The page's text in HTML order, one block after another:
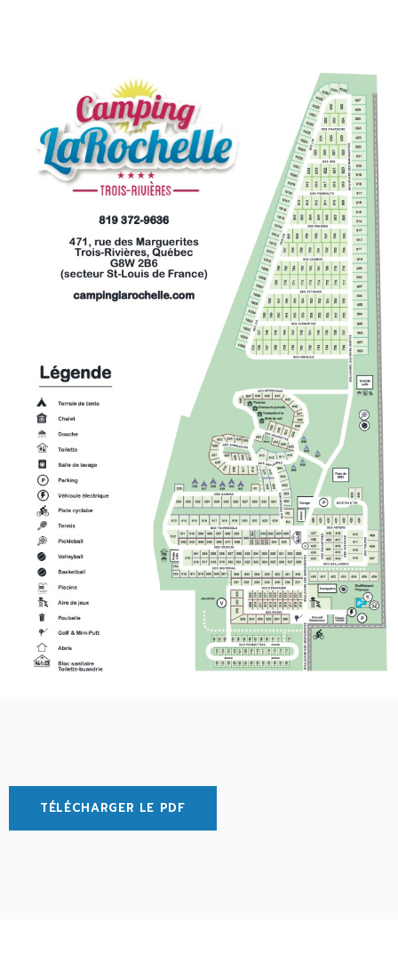
TÉLÉCHARGER LE PDF